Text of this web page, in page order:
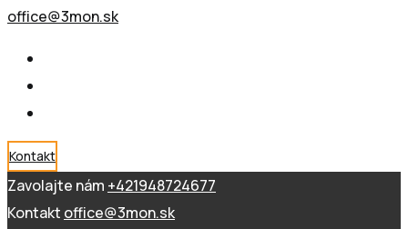
office@3mon.sk
Kontakt
Zavolajte nám +421948724677
Kontakt office@3mon.sk